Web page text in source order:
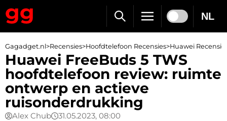
NL
Gagadget.nl>Recensies>Hoofdtelefoon Recensies>Huawei
Huawei FreeBuds 5 TWS
hoofdtelefoon review: ruimte
ontwerp en actieve
ruisonderdrukking
Alex Chub 31.05.2023, 08:00